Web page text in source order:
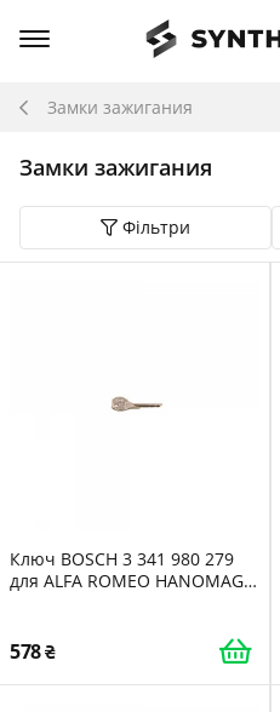
Замки зажигания
Замки зажигания
Фільтри
Ключ BOSCH 3 341 980 279
для ALFA ROMEO HANOMAG
578